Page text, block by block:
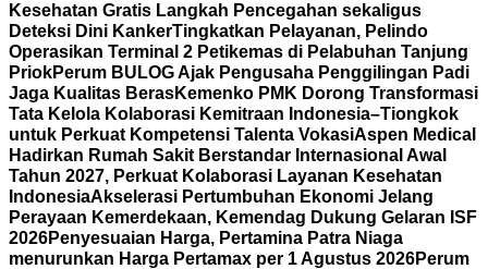
Kesehatan Gratis Langkah Pencegahan sekaligus
Deteksi Dini KankerTingkatkan Pelayanan, Pelindo
Operasikan Terminal 2 Petikemas di Pelabuhan Tanjung
PriokPerum BULOG Ajak Pengusaha Penggilingan Padi
Jaga Kualitas BerasKemenko PMK Dorong Transformasi
Tata Kelola Kolaborasi Kemitraan Indonesia–Tiongkok
untuk Perkuat Kompetensi Talenta VokasiAspen Medical
Hadirkan Rumah Sakit Berstandar Internasional Awal
Tahun 2027, Perkuat Kolaborasi Layanan Kesehatan
IndonesiaAkselerasi Pertumbuhan Ekonomi Jelang
Perayaan Kemerdekaan, Kemendag Dukung Gelaran ISF
2026Penyesuaian Harga, Pertamina Patra Niaga
menurunkan Harga Pertamax per 1 Agustus 2026Perum